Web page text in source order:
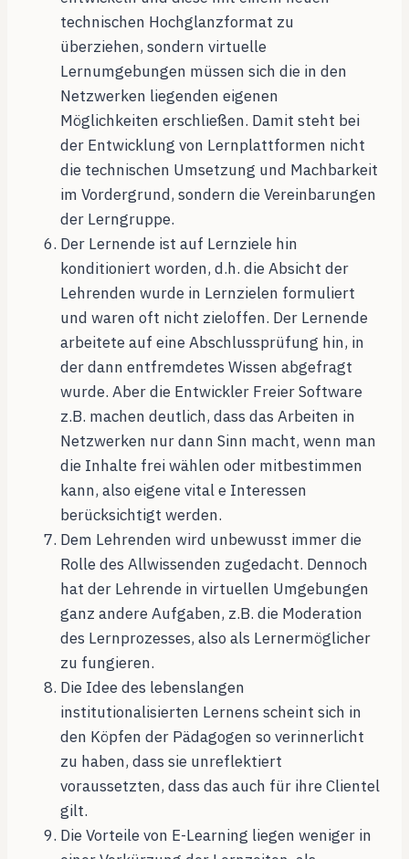
technischen Hochglanzformat zu
überziehen, sondern virtuelle
Lernumgebungen müssen sich die in den
Netzwerken liegenden eigenen
Möglichkeiten erschließen. Damit steht bei
der Entwicklung von Lernplattformen nicht
die technischen Umsetzung und Machbarkeit
im Vordergrund, sondern die Vereinbarungen
der Lerngruppe.
Der Lernende ist auf Lernziele hin
konditioniert worden, d.h. die Absicht der
Lehrenden wurde in Lernzielen formuliert
und waren oft nicht zieloffen. Der Lernende
arbeitete auf eine Abschlussprüfung hin, in
der dann entfremdetes Wissen abgefragt
wurde. Aber die Entwickler Freier Software
z.B. machen deutlich, dass das Arbeiten in
Netzwerken nur dann Sinn macht, wenn man
die Inhalte frei wählen oder mitbestimmen
kann, also eigene vital e Interessen
berücksichtigt werden.
Dem Lehrenden wird unbewusst immer die
Rolle des Allwissenden zugedacht. Dennoch
hat der Lehrende in virtuellen Umgebungen
ganz andere Aufgaben, z.B. die Moderation
des Lernprozesses, also als Lernermöglicher
zu fungieren.
Die Idee des lebenslangen
institutionalisierten Lernens scheint sich in
den Köpfen der Pädagogen so verinnerlicht
zu haben, dass sie unreflektiert
voraussetzten, dass das auch für ihre Clientel
gilt.
Die Vorteile von E-Learning liegen weniger in